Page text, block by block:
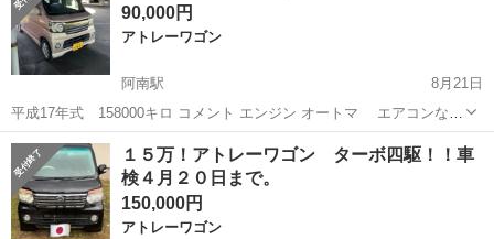
く程度です。内装、外...
90,000円
アトレーワゴン
阿南駅
8月21日
平成17年式 158000キロ コメント エンジン オートマ エアコンなど
機関系は問題はありません。ただし、外観は凹み傷多数あります！天
井もハゲあります！ https://youtu.be/hBeNWxlaOcI?f...
徳島 阿南市 阿南駅 アトレーワゴン
１５万！アトレーワゴン ターボ四駆！！車
検４月２０日まで。
150,000円
アトレーワゴン